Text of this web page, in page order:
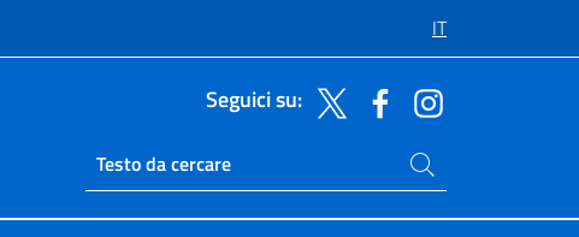
IT
Seguici su:
Ricerca sito live
Cerca nel sito